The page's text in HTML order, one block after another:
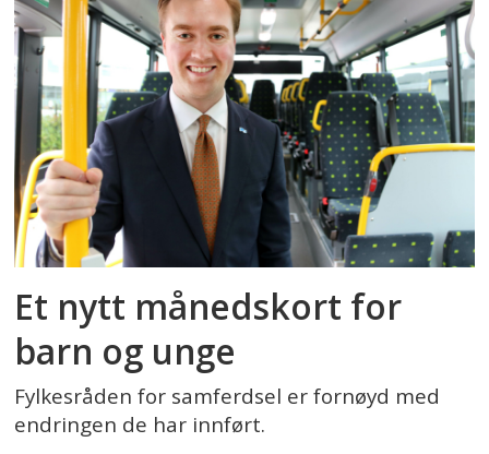
Et nytt månedskort for
barn og unge
Fylkesråden for samferdsel er fornøyd med
endringen de har innført.